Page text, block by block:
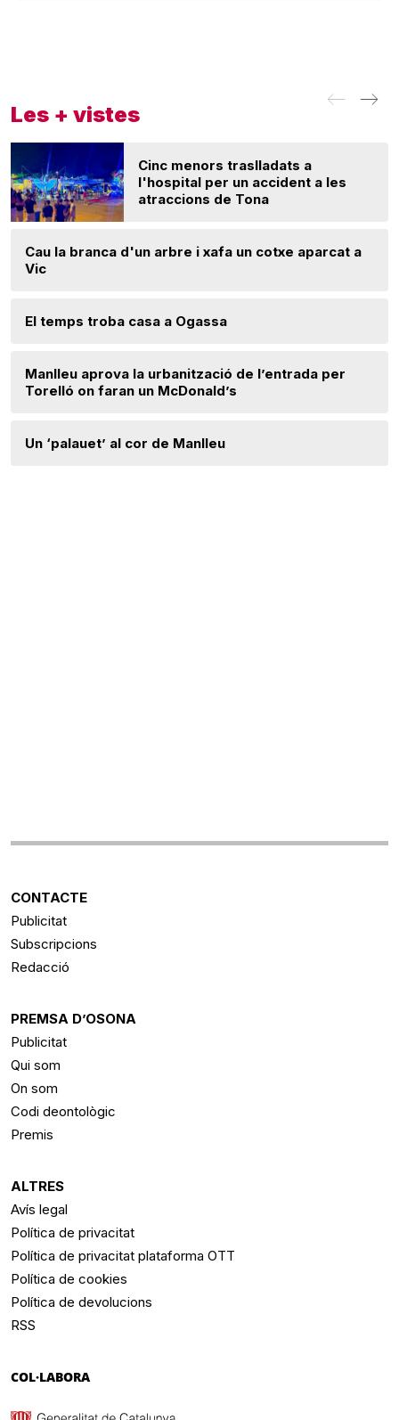
Les + vistes
Cinc menors traslladats a
l'hospital per un accident a les
atraccions de Tona
Cau la branca d'un arbre i xafa un cotxe aparcat a
Vic
El temps troba casa a Ogassa
Manlleu aprova la urbanització de l’entrada per
Torelló on faran un McDonald’s
Un ‘palauet’ al cor de Manlleu
CONTACTE
Publicitat
Subscripcions
Redacció
PREMSA D’OSONA
Publicitat
Qui som
On som
Codi deontològic
Premis
ALTRES
Avís legal
Política de privacitat
Política de privacitat plataforma OTT
Política de cookies
Política de devolucions
RSS
COL·LABORA